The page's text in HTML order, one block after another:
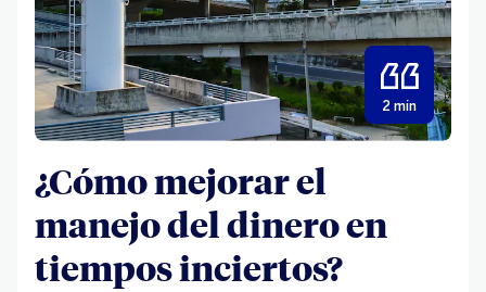
2 min
¿Cómo mejorar el
manejo del dinero en
tiempos inciertos?